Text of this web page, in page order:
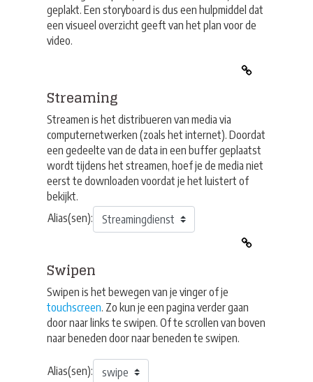
geplakt. Een storyboard is dus een hulpmiddel dat
een visueel overzicht geeft van het plan voor de
video.
Streaming
Streamen is het distribueren van media via
computernetwerken (zoals het internet). Doordat
een gedeelte van de data in een buffer geplaatst
wordt tijdens het streamen, hoef je de media niet
eerst te downloaden voordat je het luistert of
bekijkt.
Alias(sen):
Swipen
Swipen is het bewegen van je vinger of je
touchscreen. Zo kun je een pagina verder gaan
door naar links te swipen. Of te scrollen van boven
naar beneden door naar beneden te swipen.
Alias(sen):